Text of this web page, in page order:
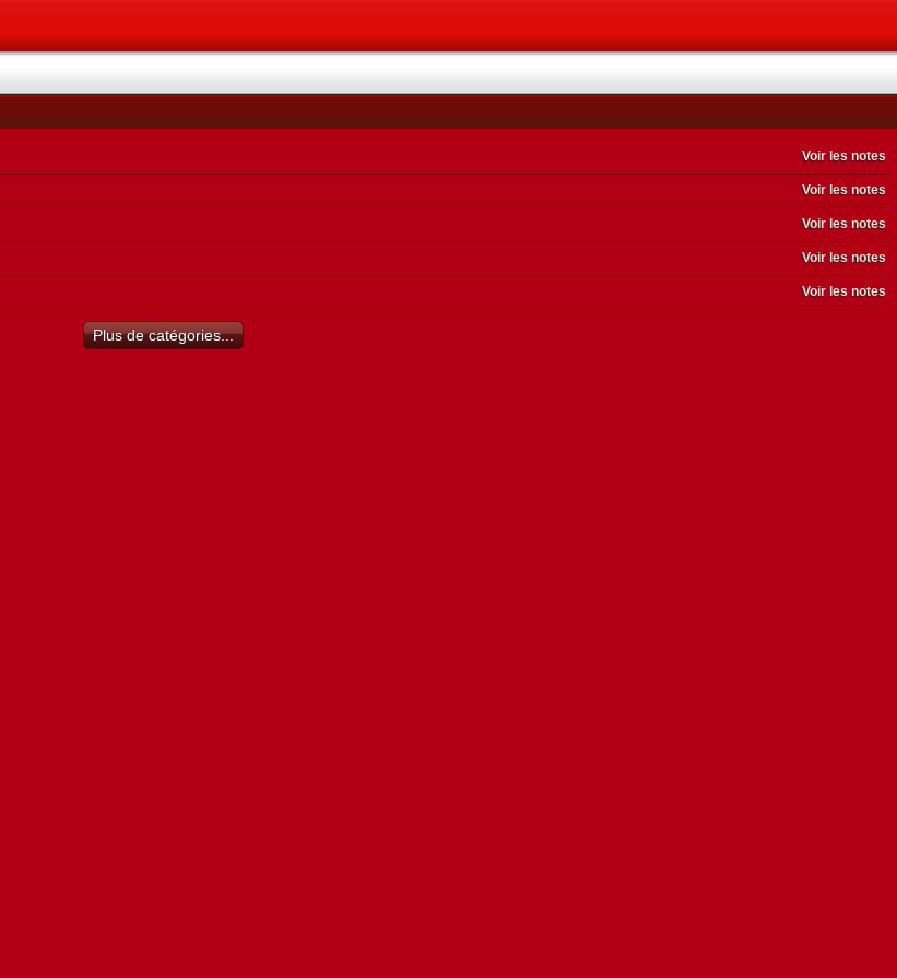
Voir les notes
Voir les notes
Voir les notes
Voir les notes
Voir les notes
Plus de catégories...